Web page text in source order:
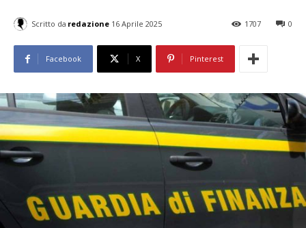
Scritto da redazione 16 Aprile 2025 0
1707
Facebook X Pinterest